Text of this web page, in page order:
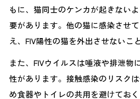
もに、猫同士のケンカが起きない
要があります。他の猫に感染させ
え、FIV陽性の猫を外出させないこ
また、FIVウイルスは唾液や排泄物
性があります。接触感染のリスク
め食器やトイレの共用を避けておく